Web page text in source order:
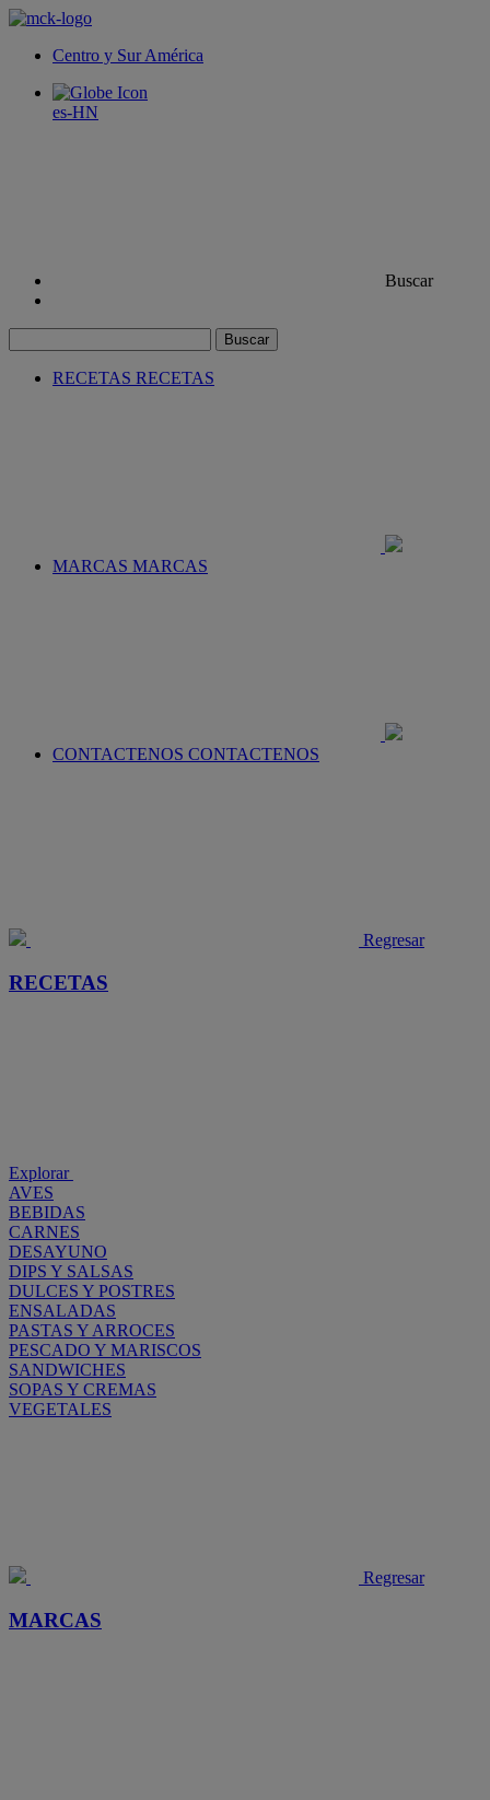
Centro y Sur América
es-HN
Buscar
Buscar
RECETAS RECETAS
MARCAS MARCAS
CONTACTENOS CONTACTENOS
Regresar
RECETAS
Explorar
AVES
BEBIDAS
CARNES
DESAYUNO
DIPS Y SALSAS
DULCES Y POSTRES
ENSALADAS
PASTAS Y ARROCES
PESCADO Y MARISCOS
SANDWICHES
SOPAS Y CREMAS
VEGETALES
Regresar
MARCAS